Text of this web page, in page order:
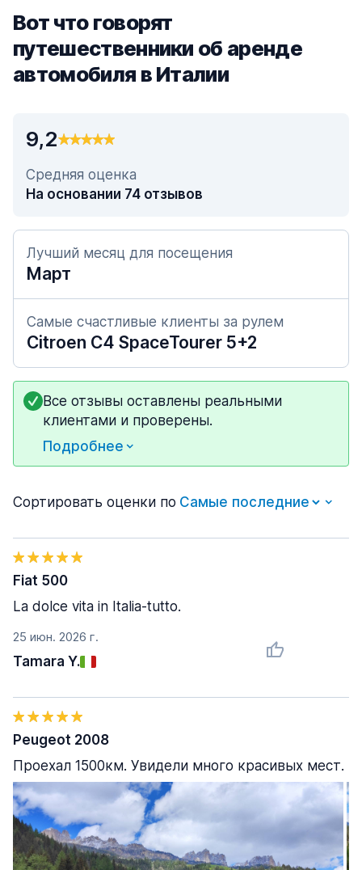
Вот что говорят
путешественники об аренде
автомобиля в Италии
9,2
Средняя оценка
На основании 74 отзывов
Лучший месяц для посещения
Март
Самые счастливые клиенты за рулем
Citroen C4 SpaceTourer 5+2
Все отзывы оставлены реальными
клиентами и проверены.
Подробнее
Сортировать оценки по
25 июн. 2026 г.
Tamara Y.
Fiat 500
La dolce vita in Italia-tutto.
Peugeot 2008
Проехал 1500км. Увидели много красивых мест.